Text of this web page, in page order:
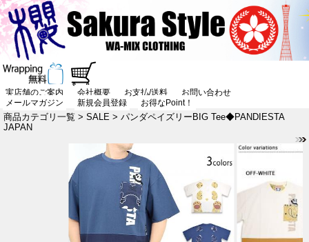
実店舗のご案内 会社概要 お支払/送料
お問い合わせ
メールマガジン
新規会員登録 お得なPoint！
商品カテゴリ一覧 > SALE > パンダペイズリーBIG Tee◆PANDIESTA
JAPAN